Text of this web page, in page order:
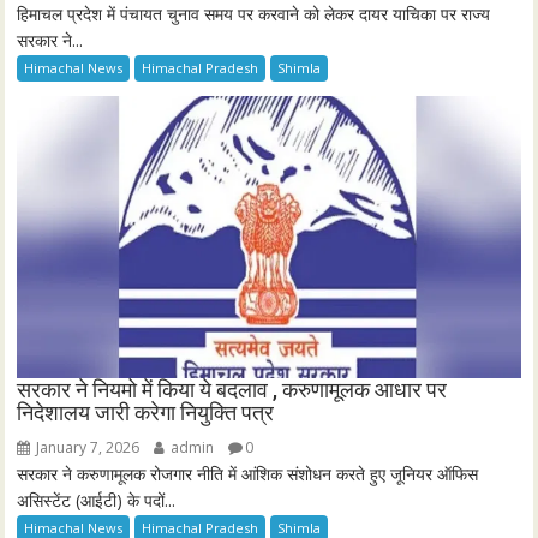
हिमाचल प्रदेश में पंचायत चुनाव समय पर करवाने को लेकर दायर याचिका पर राज्य
सरकार ने...
Himachal News Himachal Pradesh Shimla
सरकार ने नियमो में किया ये बदलाव , करुणामूलक आधार पर
निदेशालय जारी करेगा नियुक्ति पत्र
January 7, 2026 admin 0
सरकार ने करुणामूलक रोजगार नीति में आंशिक संशोधन करते हुए जूनियर ऑफिस
असिस्टेंट (आईटी) के पदों...
Himachal News Himachal Pradesh Shimla